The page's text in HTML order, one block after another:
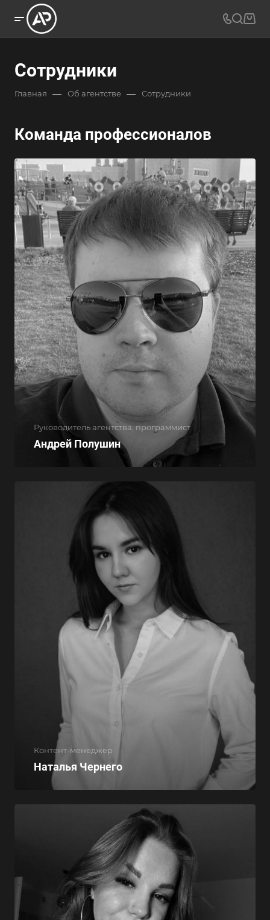
Сотрудники
Главная — Об агентстве — Сотрудники
Команда профессионалов
Руководитель агентства, программист
Андрей Полушин
Контент-менеджер
Наталья Чернего